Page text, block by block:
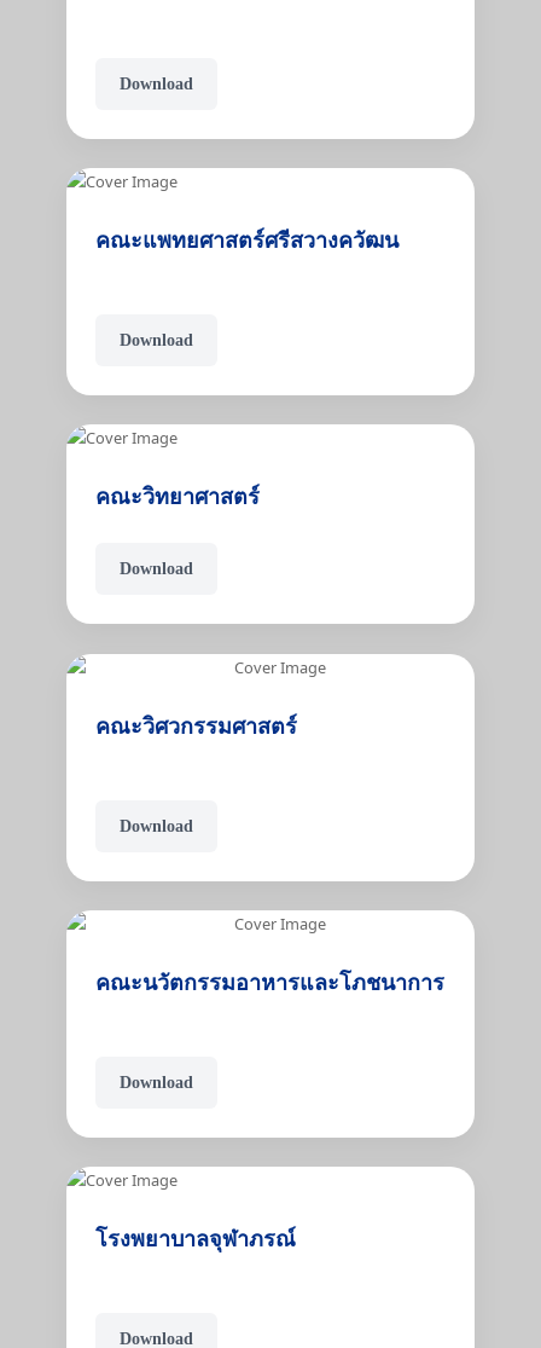
Download
คณะแพทยศาสตร์ศรีสวางควัฒน
Download
คณะวิทยาศาสตร์
Download
คณะวิศวกรรมศาสตร์
Download
คณะนวัตกรรมอาหารและโภชนาการ
Download
โรงพยาบาลจุฬาภรณ์
Download